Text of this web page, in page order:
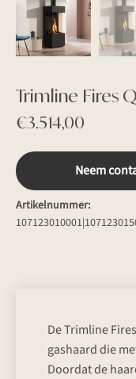
Trimline Fires
€3.514,00
Neem
Artikelnummer:
De Trimline
gashaard die
Doordat de